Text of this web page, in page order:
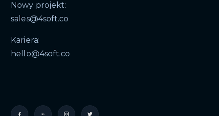
Nowy projekt:
sales@4soft.co
Kariera:
hello@4soft.co